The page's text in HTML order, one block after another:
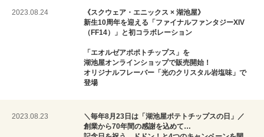
2023.08.24
《スクウェア・エニックス × 湖池屋》
新生10周年を迎える「ファイナルファンタジーXIV
（FF14）」と初コラボレーション
「エオルゼアポポトチップス」を
湖池屋オンラインショップで販売開始！
オリジナルフレーバー「光のクリスタル岩塩味」で
登場
2023.08.23
＼毎年8月23日は「湖池屋ポテトチップスの日」／
創業から70年間の感謝を込めて…